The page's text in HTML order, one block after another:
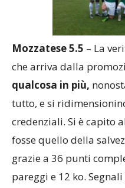
Mozzatese 5.5 – La
che arriva dalla
qualcosa in più,
tutto, e si
credenziali. Si è capito
fosse quello della
grazie a 36 punti